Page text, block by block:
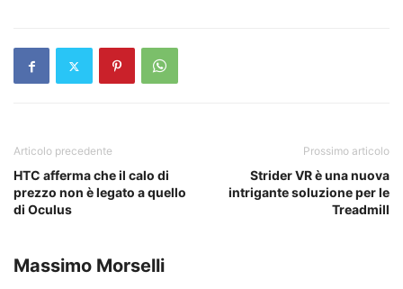
Articolo precedente
HTC afferma che il calo di
prezzo non è legato a quello
di Oculus
Prossimo articolo
Strider VR è una nuova
intrigante soluzione per le
Treadmill
Massimo Morselli